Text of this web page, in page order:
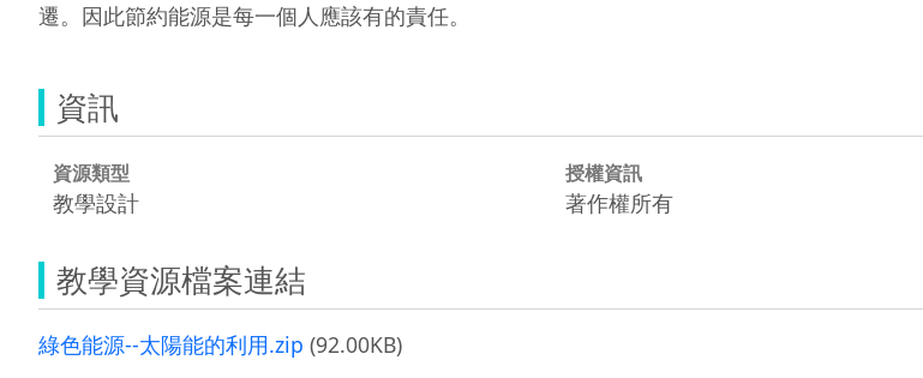
資訊
資源類型
教學設計
授權資訊
著作權所有
教學資源檔案連結
綠色能源--太陽能的利用.zip (92.00KB)